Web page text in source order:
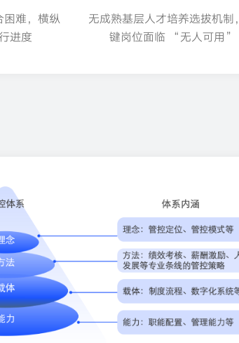
困难，横纵
进度
无成熟基层人才培养选拔机制
键岗位面临 “无人可用”